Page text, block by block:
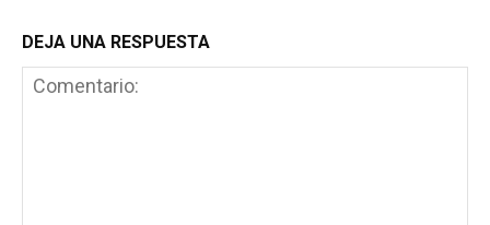
DEJA UNA RESPUESTA